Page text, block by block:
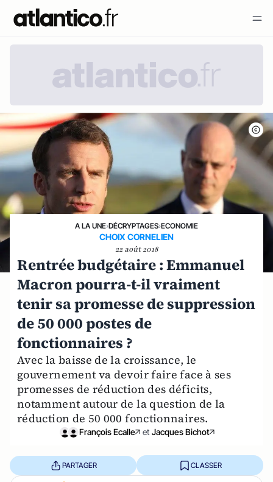
A LA UNE›DÉCRYPTAGES›ECONOMIE
CHOIX CORNELIEN
22 août 2018
Rentrée budgétaire : Emmanuel
Macron pourra-t-il vraiment
tenir sa promesse de suppression
de 50 000 postes de
fonctionnaires ?
Avec la baisse de la croissance, le
gouvernement va devoir faire face à ses
promesses de réduction des déficits,
notamment autour de la question de la
réduction de 50 000 fonctionnaires.
François Ecalle et Jacques Bichot
PARTAGER CLASSER